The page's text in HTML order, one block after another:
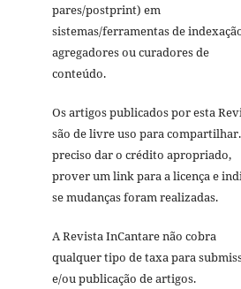
pares/postprint) em
sistemas/ferramentas de
agregadores ou curadores de
conteúdo.
Os artigos publicados por esta
são de livre uso para
preciso dar o crédito apropriado,
prover um link para a licença e
se mudanças foram realizadas.
A Revista InCantare não cobra
qualquer tipo de taxa para
e/ou publicação de artigos.